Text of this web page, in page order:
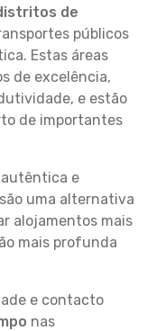
de
públicos
Estas áreas
de excelência,
e estão
de importantes
autêntica e
são uma alternativa
alojamentos mais
mais profunda
e contacto
nas